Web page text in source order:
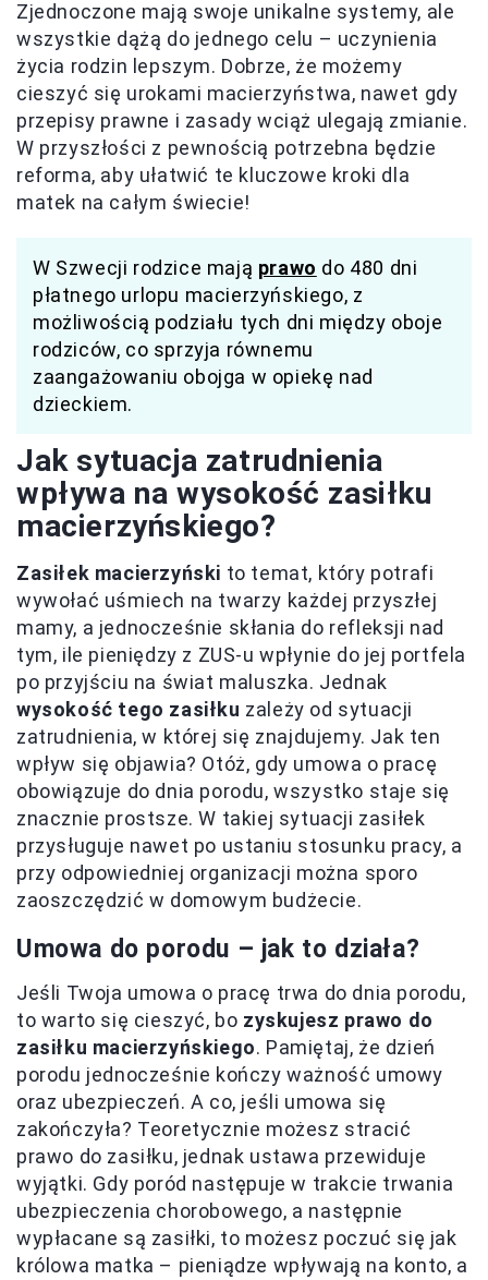
Zjednoczone mają swoje unikalne systemy, ale
wszystkie dążą do jednego celu – uczynienia
życia rodzin lepszym. Dobrze, że możemy
cieszyć się urokami macierzyństwa, nawet gdy
przepisy prawne i zasady wciąż ulegają zmianie.
W przyszłości z pewnością potrzebna będzie
reforma, aby ułatwić te kluczowe kroki dla
matek na całym świecie!
W Szwecji rodzice mają prawo do 480 dni
płatnego urlopu macierzyńskiego, z
możliwością podziału tych dni między oboje
rodziców, co sprzyja równemu
zaangażowaniu obojga w opiekę nad
dzieckiem.
Jak sytuacja zatrudnienia
wpływa na wysokość zasiłku
macierzyńskiego?
Zasiłek macierzyński to temat, który potrafi
wywołać uśmiech na twarzy każdej przyszłej
mamy, a jednocześnie skłania do refleksji nad
tym, ile pieniędzy z ZUS-u wpłynie do jej portfela
po przyjściu na świat maluszka. Jednak
wysokość tego zasiłku zależy od sytuacji
zatrudnienia, w której się znajdujemy. Jak ten
wpływ się objawia? Otóż, gdy umowa o pracę
obowiązuje do dnia porodu, wszystko staje się
znacznie prostsze. W takiej sytuacji zasiłek
przysługuje nawet po ustaniu stosunku pracy, a
przy odpowiedniej organizacji można sporo
zaoszczędzić w domowym budżecie.
Umowa do porodu – jak to działa?
Jeśli Twoja umowa o pracę trwa do dnia porodu,
to warto się cieszyć, bo zyskujesz prawo do
zasiłku macierzyńskiego. Pamiętaj, że dzień
porodu jednocześnie kończy ważność umowy
oraz ubezpieczeń. A co, jeśli umowa się
zakończyła? Teoretycznie możesz stracić
prawo do zasiłku, jednak ustawa przewiduje
wyjątki. Gdy poród następuje w trakcie trwania
ubezpieczenia chorobowego, a następnie
wypłacane są zasiłki, to możesz poczuć się jak
królowa matka – pieniądze wpływają na konto, a